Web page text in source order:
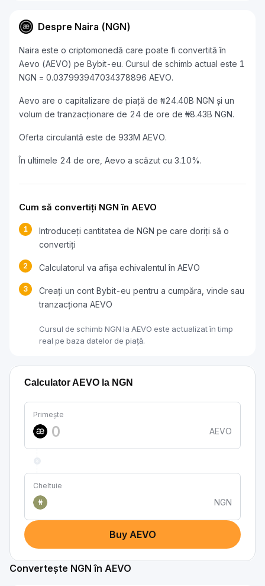
Despre Naira (NGN)
Naira este o criptomonedă care poate fi convertită în
Aevo (AEVO) pe Bybit-eu. Cursul de schimb actual este 1
NGN = 0.037993947034378896 AEVO.
Aevo are o capitalizare de piață de ₦24.40B NGN și un
volum de tranzacționare de 24 de ore de ₦8.43B NGN.
Oferta circulantă este de 933M AEVO.
În ultimele 24 de ore, Aevo a scăzut cu 3.10%.
Cum să convertiți NGN în AEVO
1
Introduceți cantitatea de NGN pe care doriți să o
convertiți
2 Calculatorul va afișa echivalentul în AEVO
3
Creați un cont Bybit-eu pentru a cumpăra, vinde sau
tranzacționa AEVO
Cursul de schimb NGN la AEVO este actualizat în timp
real pe baza datelor de piață.
Calculator AEVO la NGN
Primește
AEVO
Cheltuie
₦
NGN
Buy AEVO
Convertește NGN în AEVO